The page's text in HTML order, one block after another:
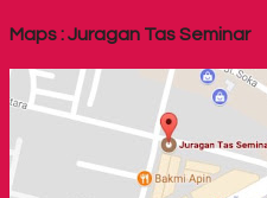
Maps : Juragan Tas Seminar